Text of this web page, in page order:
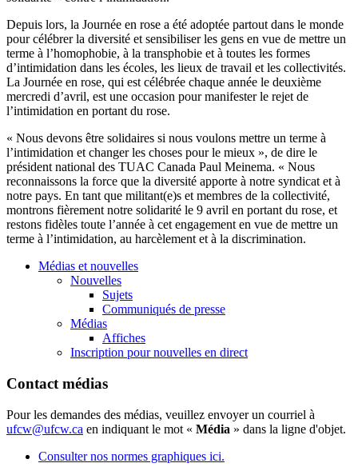
Depuis lors, la Journée en rose a été adoptée partout dans le monde
pour célébrer la diversité et sensibiliser les gens en vue de mettre un
terme à l’homophobie, à la transphobie et à toutes les formes
d’intimidation dans les écoles, les lieux de travail et les collectivités.
La Journée en rose, qui est célébrée chaque année le deuxième
mercredi d’avril, est une occasion pour manifester le rejet de
l’intimidation en portant du rose.
« Nous devons être solidaires si nous voulons mettre un terme à
l’intimidation et changer les choses pour le mieux », de dire le
président national des TUAC Canada Paul Meinema. « Nous
reconnaissons la force que la diversité apporte à notre syndicat et à
notre pays. En tant que militant(e)s et membres de la collectivité,
montrons fièrement notre solidarité le 9 avril en portant du rose, et
restons fidèles toute l’année à cet engagement en vue de mettre un
terme à l’intimidation, au harcèlement et à la discrimination.
Médias et nouvelles
Nouvelles
Sujets
Communiqués de presse
Médias
Affiches
Inscription pour nouvelles en direct
Contact médias
Pour les demandes des médias, veuillez envoyer un courriel à
ufcw@ufcw.ca en indiquant le mot « Média » dans la ligne d'objet.
Consulter nos normes graphiques ici.